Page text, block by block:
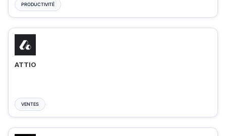
PRODUCTIVITÉ
ATTIO
VENTES